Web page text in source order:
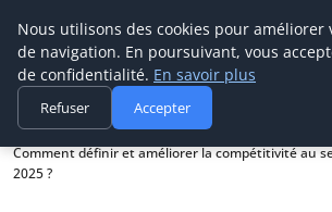
Prospection Pro
Accueil
Développement stratégique
Comment définir et améliorer la compétitivité au
2025 ?
Nous utilisons des cookies pour améliorer
de navigation. En poursuivant, vous
de confidentialité. En savoir plus
Refuser Accepter